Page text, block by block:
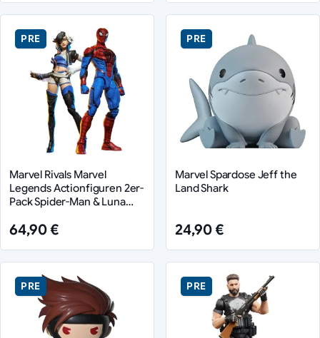
PRE
Marvel Rivals Marvel
Legends Actionfiguren 2er-
Pack Spider-Man & Luna
64,90 €
PRE
Marvel Spardose Jeff the
Land Shark
24,90 €
PRE PRE